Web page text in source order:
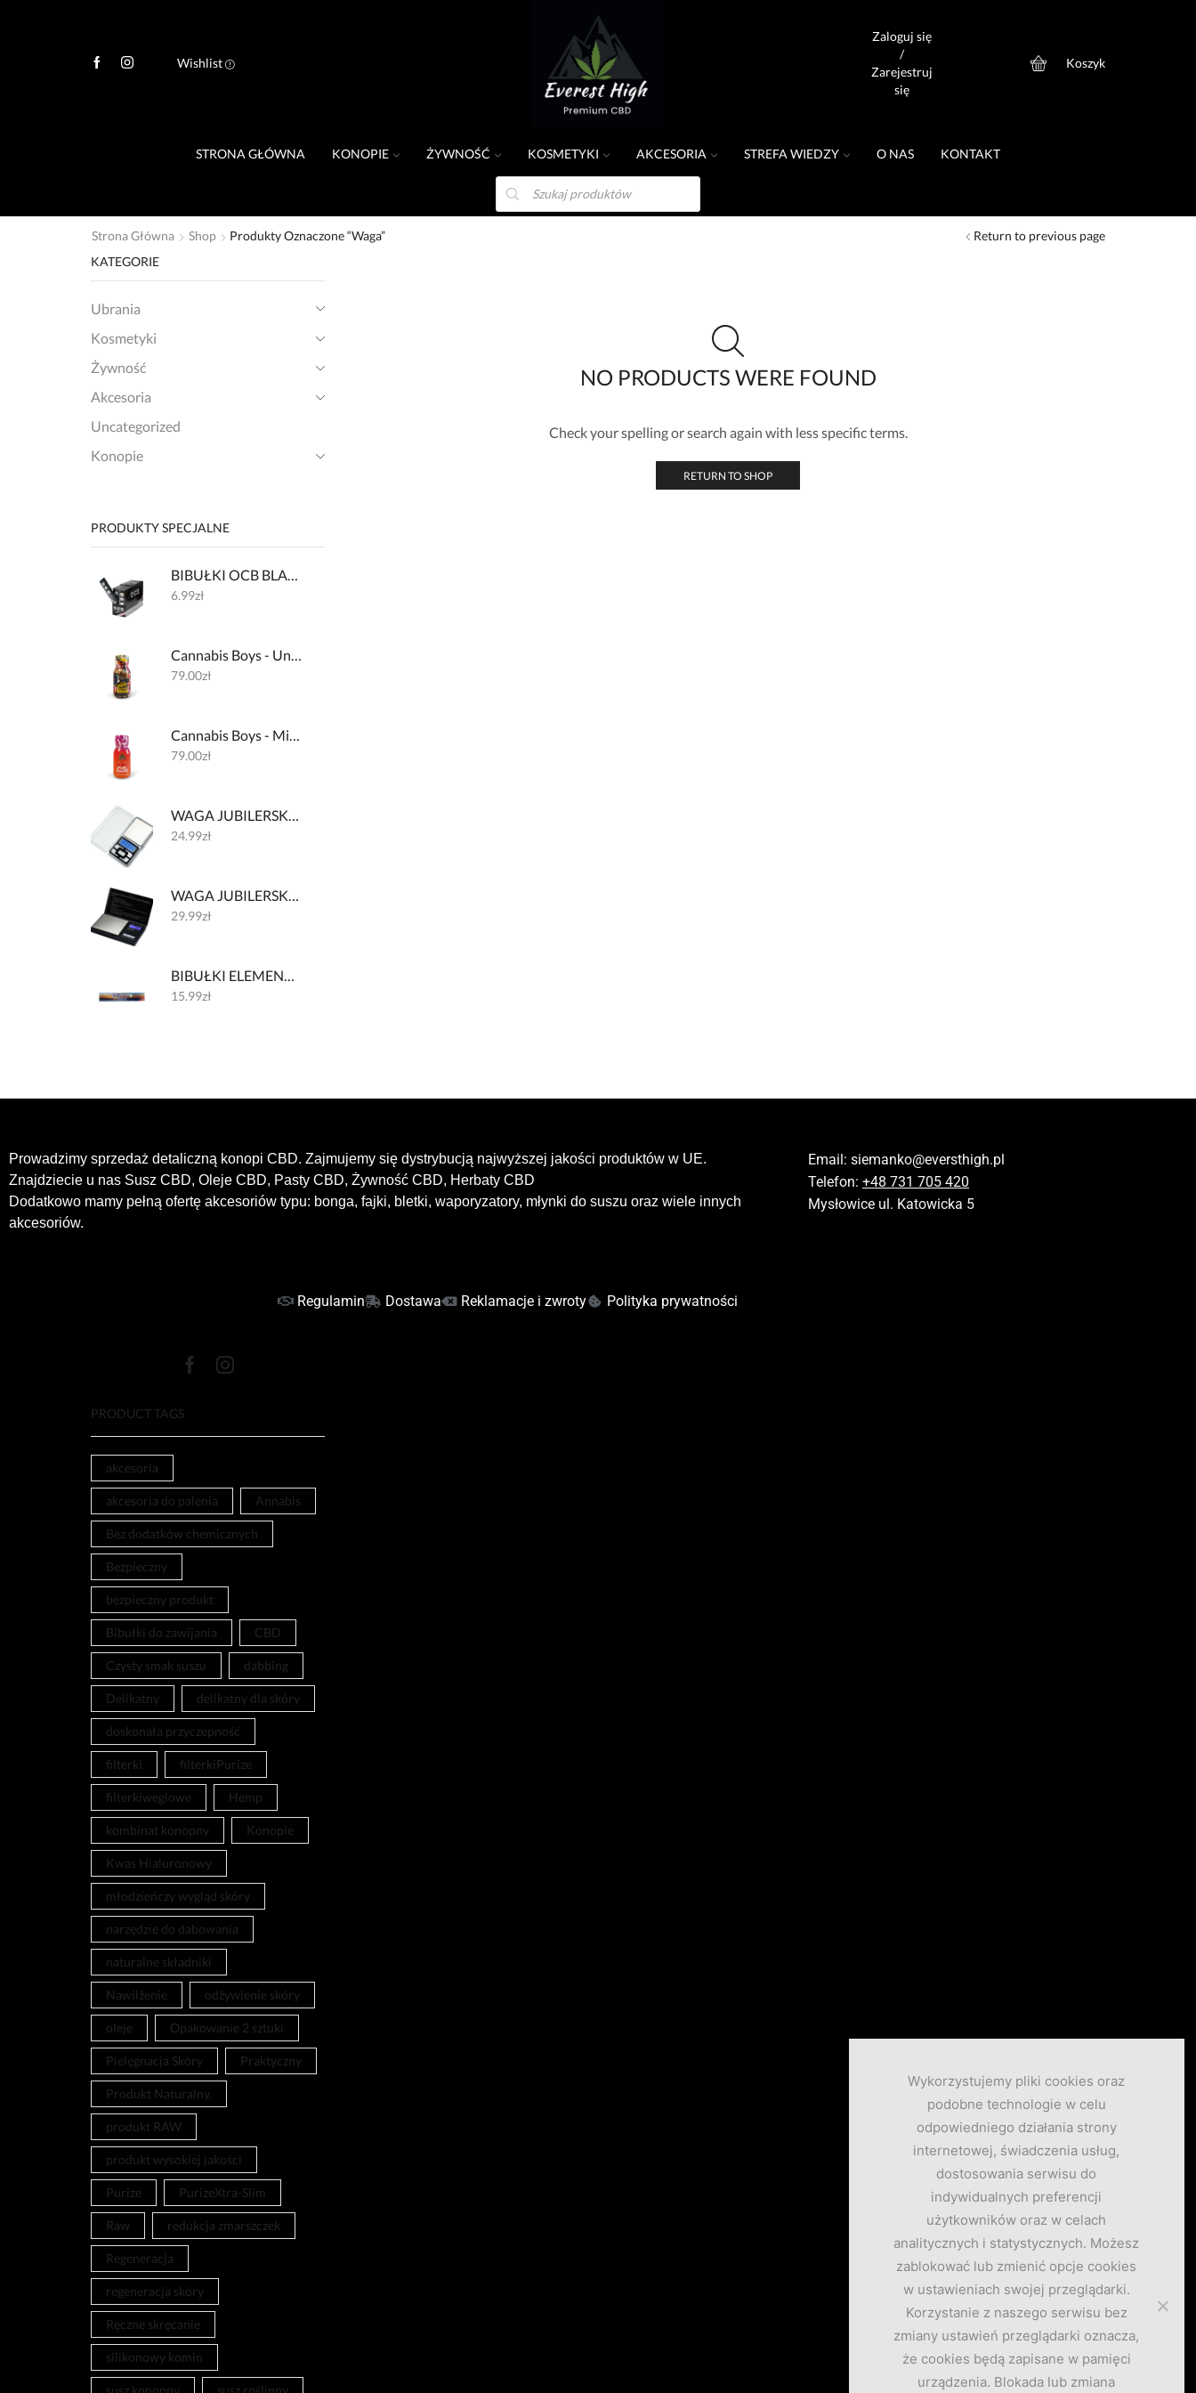
Wishlist
Zaloguj się
/
Zarejestruj
się
Koszyk
STRONA GŁÓWNA KONOPIE ŻYWNOŚĆ KOSMETYKI AKCESORIA STREFA WIEDZY O NAS KONTAKT
Strona Główna Shop Produkty Oznaczone “waga” Return to previous page
NO PRODUCTS WERE FOUND
Check your spelling or search again with less specific terms.
RETURN TO SHOP
KATEGORIE
Ubrania
Kosmetyki
Żywność
Akcesoria
Uncategorized
Konopie
PRODUKTY SPECJALNE
6.99zł
79.00zł
79.00zł
24.99zł
29.99zł
15.99zł
Prowadzimy sprzedaż detaliczną konopi CBD. Zajmujemy się dystrybucją najwyższej jakości produktów w UE.
Znajdziecie u nas Susz CBD, Oleje CBD, Pasty CBD, Żywność CBD, Herbaty CBD
Dodatkowo mamy pełną ofertę akcesoriów typu: bonga, fajki, bletki, waporyzatory, młynki do suszu oraz wiele innych
akcesoriów.
Email: siemanko@eversthigh.pl
Telefon: +48 731 705 420
Mysłowice ul. Katowicka 5
Regulamin Dostawa Reklamacje i zwroty Polityka prywatności
PRODUCT TAGS
akcesoria
akcesoria do palenia Annabis
Bez dodatków chemicznych
Bezpieczny
bezpieczny produkt
Bibułki do zawijania CBD
Czysty smak suszu dabbing
Delikatny delikatny dla skóry
doskonała przyczepność
filterki filterkiPurize
filterkiweglowe Hemp
kombinat konopny Konopie
Kwas Hialuronowy
młodzieńczy wygląd skóry
narzędzie do dabowania
naturalne składniki
Nawilżenie odżywienie skóry
oleje Opakowanie 2 sztuki
Pielęgnacja Skóry Praktyczny
Produkt Naturalny.
produkt RAW
produkt wysokiej jakości
Purize PurizeXtra-Slim
Raw redukcja zmarszczek
Regeneracja
regeneracja skóry
Ręczne skręcanie
silikonowy komin
susz konopny susz roślinny
Wykorzystujemy pliki cookies oraz
podobne technologie w celu
odpowiedniego działania strony
internetowej, świadczenia usług,
dostosowania serwisu do
indywidualnych preferencji
użytkowników oraz w celach
analitycznych i statystycznych. Możesz
zablokować lub zmienić opcje cookies
w ustawieniach swojej przeglądarki.
Korzystanie z naszego serwisu bez
zmiany ustawień przeglądarki oznacza,
że cookies będą zapisane w pamięci
urządzenia. Blokada lub zmiana